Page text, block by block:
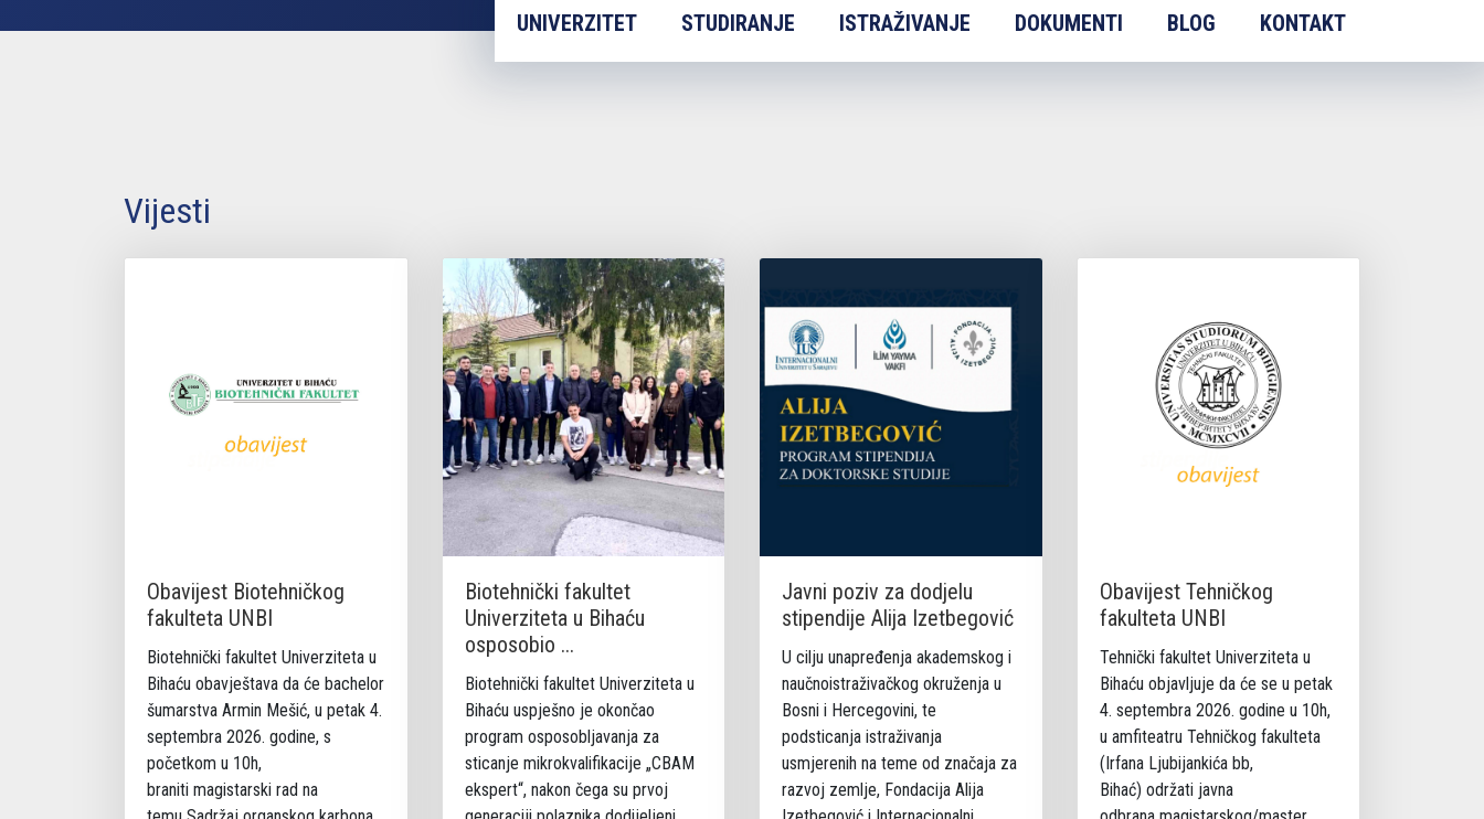
UNIVERZITET STUDIRANJE ISTRAŽIVANJE DOKUMENTI BLOG KONTAKT
Vijesti
Obavijest Biotehničkog
fakulteta UNBI
Biotehnički fakultet Univerziteta u
Bihaću obavještava da će bachelor
šumarstva Armin Mešić, u petak 4.
septembra 2026. godine, s
početkom u 10h,
braniti magistarski rad na
Biotehnički fakultet
Univerziteta u Bihaću
osposobio ...
Biotehnički fakultet Univerziteta u
Bihaću uspješno je okončao
program osposobljavanja za
sticanje mikrokvalifikacije „CBAM
ekspert“, nakon čega su prvoj
Javni poziv za dodjelu
stipendije Alija Izetbegović
U cilju unapređenja akademskog i
naučnoistraživačkog okruženja u
Bosni i Hercegovini, te
podsticanja istraživanja
usmjerenih na teme od značaja za
razvoj zemlje, Fondacija Alija
Obavijest Tehničkog
fakulteta UNBI
Tehnički fakultet Univerziteta u
Bihaću objavljuje da će se u petak
4. septembra 2026. godine u 10h,
u amfiteatru Tehničkog fakulteta
(Irfana Ljubijankića bb,
Bihać) održati javna